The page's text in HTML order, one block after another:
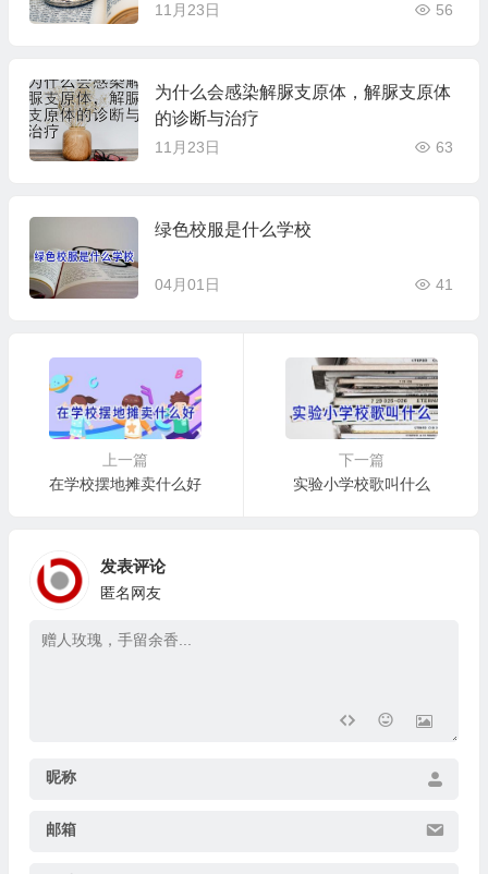
11月23日 56
为什么会感染解脲支原体，解脲支原体
的诊断与治疗
11月23日 63
绿色校服是什么学校
04月01日 41
上一篇
在学校摆地摊卖什么好
下一篇
实验小学校歌叫什么
发表评论
匿名网友
昵称
邮箱